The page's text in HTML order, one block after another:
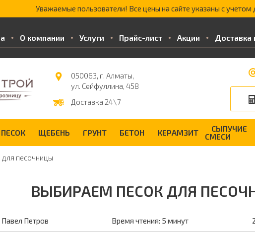
Уважаемые пользователи! Все цены на сайте указаны с учетом
О компании Услуги Прайс-лист Акции Доставка
050063, г. Алматы,
ул. Сейфуллина, 458
Доставка 24\7
ПЕСОК ЩЕБЕНЬ ГРУНТ БЕТОН КЕРАМЗИТ
СЫПУЧИЕ
СМЕСИ
песочницы
ВЫБИРАЕМ ПЕСОК ДЛЯ
Павел Петров Время чтения: 5 минут